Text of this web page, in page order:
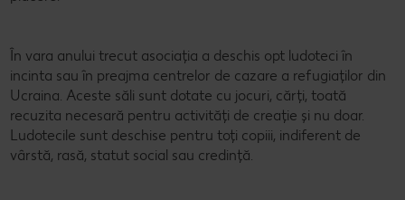
În vara anului trecut asociația a deschis opt ludoteci în
incinta sau în preajma centrelor de cazare a refugiaților din
Ucraina. Aceste săli sunt dotate cu jocuri, cărți, toată
recuzita necesară pentru activități de creație și nu doar.
Ludotecile sunt deschise pentru toți copiii, indiferent de
vârstă, rasă, statut social sau credință.